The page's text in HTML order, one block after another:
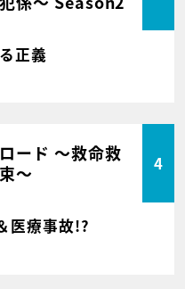
正義
ード ～救命救
～
4
医療事故!?